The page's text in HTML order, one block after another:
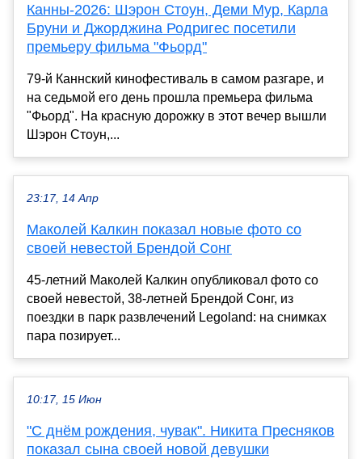
Канны-2026: Шэрон Стоун, Деми Мур, Карла
Бруни и Джорджина Родригес посетили
премьеру фильма "Фьорд"
79-й Каннский кинофестиваль в самом разгаре, и
на седьмой его день прошла премьера фильма
"Фьорд". На красную дорожку в этот вечер вышли
Шэрон Стоун,...
23:17, 14 Апр
Маколей Калкин показал новые фото со
своей невестой Брендой Сонг
45-летний Маколей Калкин опубликовал фото со
своей невестой, 38-летней Брендой Сонг, из
поездки в парк развлечений Legoland: на снимках
пара позирует...
10:17, 15 Июн
"С днём рождения, чувак". Никита Пресняков
показал сына своей новой девушки